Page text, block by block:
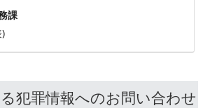
課
犯罪情報へのお問い合わせ